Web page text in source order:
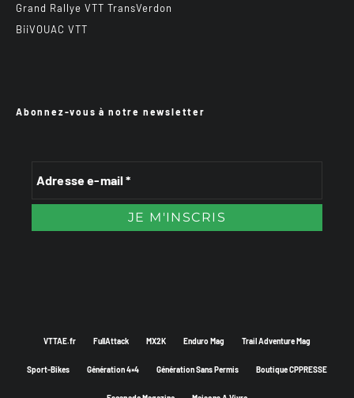
Grand Rallye VTT TransVerdon
BiiVOUAC VTT
Abonnez-vous à notre newsletter
VTTAE.fr FullAttack MX2K Enduro Mag Trail Adventure Mag
Sport-Bikes Génération 4×4 Génération Sans Permis Boutique CPPRESSE